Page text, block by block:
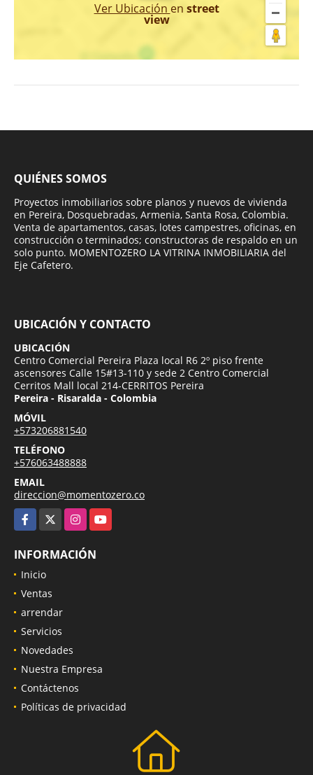
Ver Ubicación en street
view
QUIÉNES SOMOS
Proyectos inmobiliarios sobre planos y nuevos de vivienda
en Pereira, Dosquebradas, Armenia, Santa Rosa, Colombia.
Venta de apartamentos, casas, lotes campestres, oficinas, en
construcción o terminados; constructoras de respaldo en un
solo punto. MOMENTOZERO LA VITRINA INMOBILIARIA del
Eje Cafetero.
UBICACIÓN Y CONTACTO
UBICACIÓN
Centro Comercial Pereira Plaza local R6 2º piso frente
ascensores Calle 15#13-110 y sede 2 Centro Comercial
Cerritos Mall local 214-CERRITOS Pereira
Pereira - Risaralda - Colombia
MÓVIL
+573206881540
TELÉFONO
+576063488888
EMAIL
direccion@momentozero.co
Facebook
InstagramYouTube
INFORMACIÓN
Inicio
Ventas
arrendar
Servicios
Novedades
Nuestra Empresa
Contáctenos
Políticas de privacidad